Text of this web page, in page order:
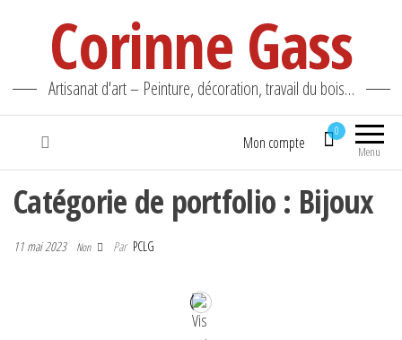
Corinne Gass
Artisanat d'art – Peinture, décoration, travail du bois…
Menu
0
Mon compte
Catégorie de portfolio : Bijoux
11 mai 2023 Non Par PCLG